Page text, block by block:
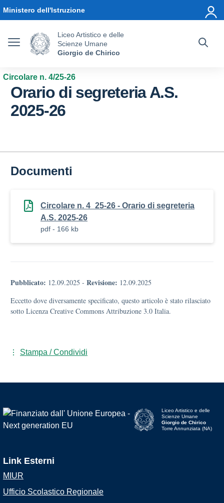
Ministero dell'Istruzione
Liceo Artistico e delle
Scienze Umane
Giorgio de Chirico
Circolare n. 4/25-26
Orario di segreteria A.S.
2025-26
Documenti
Circolare n. 4_25-26 - Orario di segreteria
A.S. 2025-26
pdf - 166 kb
Pubblicato: 12.09.2025 - Revisione: 12.09.2025
Eccetto dove diversamente specificato, questo articolo è stato rilasciato
sotto Licenza Creative Commons Attribuzione 3.0 Italia.
Stampa / Condividi
Liceo Artistico e delle
Scienze Umane
Giorgio de Chirico
Torre Annunziata (NA)
Link Esterni
MIUR
Ufficio Scolastico Regionale